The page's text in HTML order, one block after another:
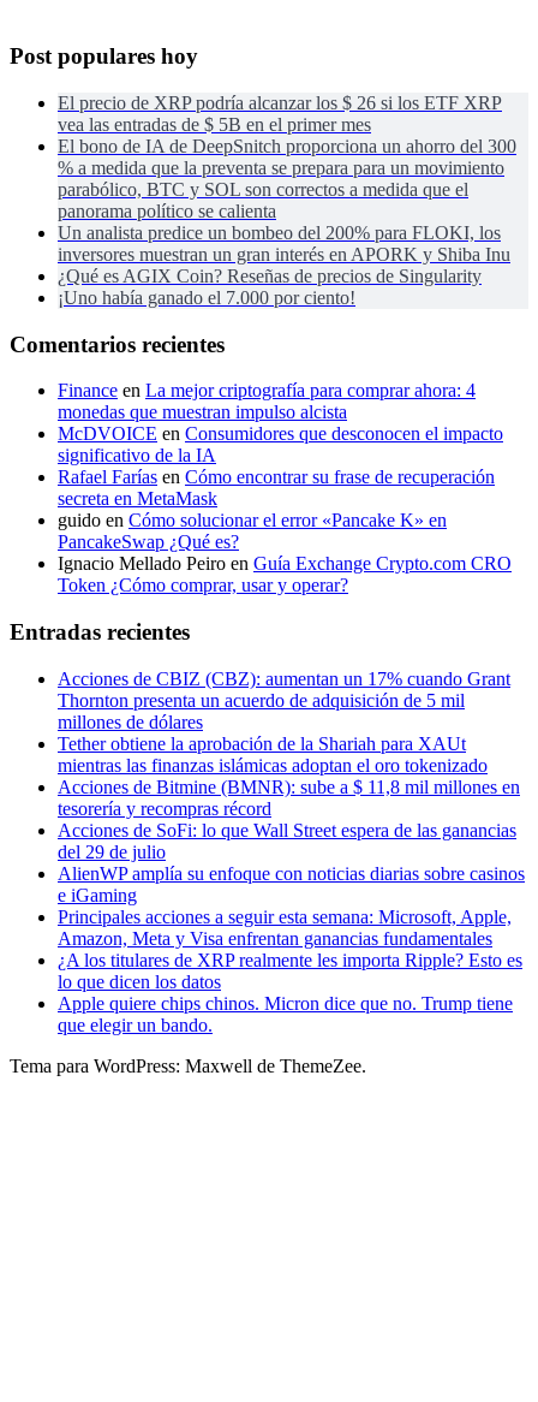
Post populares hoy
El precio de XRP podría alcanzar los $ 26 si los ETF XRP
vea las entradas de $ 5B en el primer mes
El bono de IA de DeepSnitch proporciona un ahorro del 300
% a medida que la preventa se prepara para un movimiento
parabólico, BTC y SOL son correctos a medida que el
panorama político se calienta
Un analista predice un bombeo del 200% para FLOKI, los
inversores muestran un gran interés en APORK y Shiba Inu
¿Qué es AGIX Coin? Reseñas de precios de Singularity
¡Uno había ganado el 7.000 por ciento!
Comentarios recientes
Finance en La mejor criptografía para comprar ahora: 4
monedas que muestran impulso alcista
McDVOICE en Consumidores que desconocen el impacto
significativo de la IA
Rafael Farías en Cómo encontrar su frase de recuperación
secreta en MetaMask
guido en Cómo solucionar el error «Pancake K» en
PancakeSwap ¿Qué es?
Ignacio Mellado Peiro en Guía Exchange Crypto.com CRO
Token ¿Cómo comprar, usar y operar?
Entradas recientes
Acciones de CBIZ (CBZ): aumentan un 17% cuando Grant
Thornton presenta un acuerdo de adquisición de 5 mil
millones de dólares
Tether obtiene la aprobación de la Shariah para XAUt
mientras las finanzas islámicas adoptan el oro tokenizado
Acciones de Bitmine (BMNR): sube a $ 11,8 mil millones en
tesorería y recompras récord
Acciones de SoFi: lo que Wall Street espera de las ganancias
del 29 de julio
AlienWP amplía su enfoque con noticias diarias sobre casinos
e iGaming
Principales acciones a seguir esta semana: Microsoft, Apple,
Amazon, Meta y Visa enfrentan ganancias fundamentales
¿A los titulares de XRP realmente les importa Ripple? Esto es
lo que dicen los datos
Apple quiere chips chinos. Micron dice que no. Trump tiene
que elegir un bando.
Tema para WordPress: Maxwell de ThemeZee.